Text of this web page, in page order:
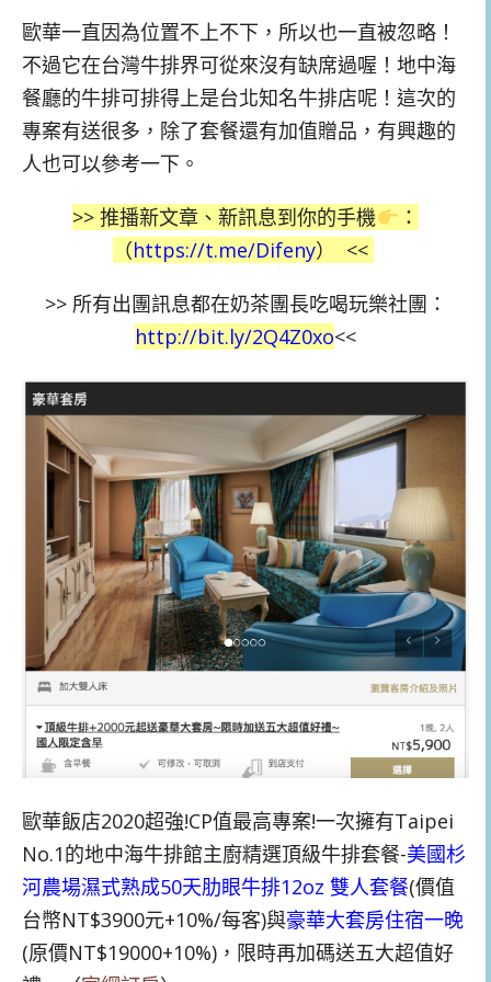
歐華一直因為位置不上不下，所以也一直被忽略！
不過它在台灣牛排界可從來沒有缺席過喔！地中海
餐廳的牛排可排得上是台北知名牛排店呢！這次的
專案有送很多，除了套餐還有加值贈品，有興趣的
人也可以參考一下。
>> 推播新文章、新訊息到你的手機
：
（https://t.me/Difeny） <<
>> 所有出團訊息都在奶茶團長吃喝玩樂社團：
http://bit.ly/2Q4Z0xo<<
歐華飯店2020超強!CP值最高專案!一次擁有Taipei
No.1的地中海牛排館主廚精選頂級牛排套餐-美國杉
河農場濕式熟成50天肋眼牛排12oz 雙人套餐(價值
台幣NT$3900元+10%/每客)與豪華大套房住宿一晚
(原價NT$19000+10%)，限時再加碼送五大超值好